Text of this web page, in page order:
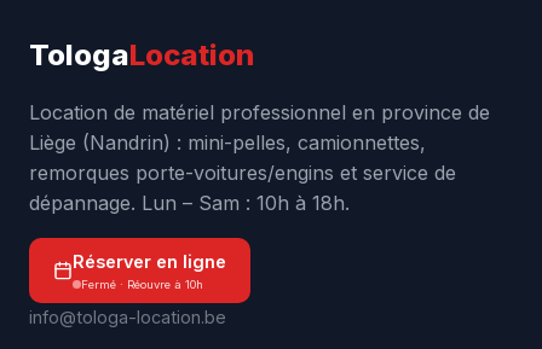
TologaLocation
Location de matériel professionnel en province de
Liège (Nandrin) : mini-pelles, camionnettes,
remorques porte-voitures/engins et service de
dépannage. Lun – Sam : 10h à 18h.
Réserver en ligne
Fermé · Réouvre à 10h
info@tologa-location.be